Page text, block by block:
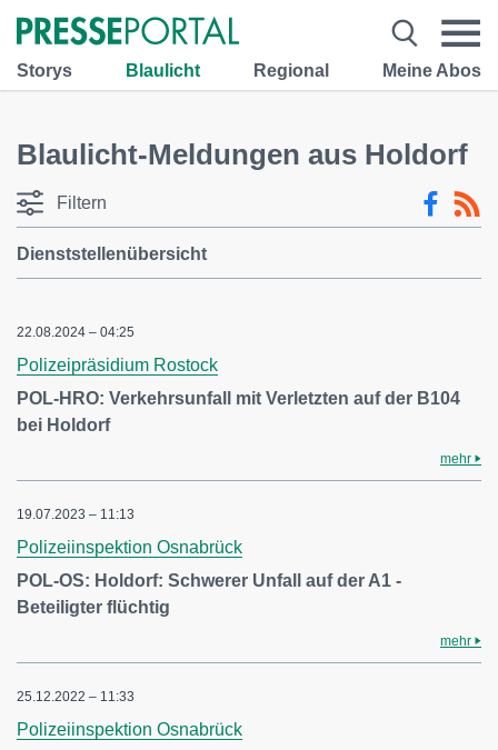
Storys Blaulicht Regional Meine Abos
Blaulicht-Meldungen aus Holdorf
Filtern
Dienststellenübersicht
22.08.2024 – 04:25
Polizeipräsidium Rostock
POL-HRO: Verkehrsunfall mit Verletzten auf der B104
bei Holdorf
mehr
19.07.2023 – 11:13
Polizeiinspektion Osnabrück
POL-OS: Holdorf: Schwerer Unfall auf der A1 -
Beteiligter flüchtig
mehr
25.12.2022 – 11:33
Polizeiinspektion Osnabrück